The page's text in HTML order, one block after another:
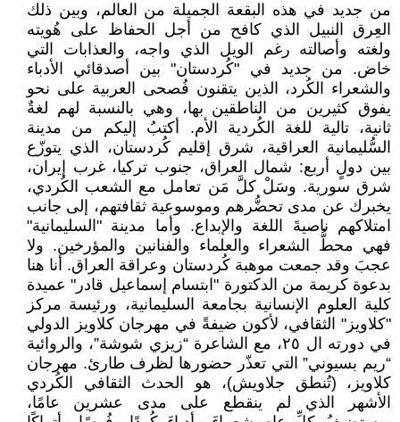
من جديد في هذه البقعة الجميلة من العالم، وبين ذلك
العِرق النبيل الذي كافح من أجل الحفاظ على هُويته
ولغته وأصالته رغم الويل الذي واجه، والعذابات التي
خاض. من جديد في "كُردستان" بين أصدقائي الأدباء
والشعراء الكُرد، الذين يتقنون فُصحى العربية على نحو
يفوق كثيرين من الناطقين بها، وهي بالنسبة لهم لغةٌ
ثانية، تالية للغة الكُردية الأم. أكتبُ إليكم من مدينة
السُّليمانية العراقية، شرق إقليم كُردستان، الذي يتوزّع
بين دولٍ أربع: شمال العراق، جنوب تركيا، غرب إيران،
شرق سورية. وسَلْ كلَّ مَن تعامل مع الشعب الكُردي،
يخبرك عن مدى تحضُّرهم وموسوعية ثقافتهم، إلى جانب
امتلاكهم ناصيةَ اللغة والإبداع. وأما مدينة "السليمانية"
فهي محطُّ الشعراء والعلماء والفنانين والمؤرخين. ولا
عجبَ وقد جمعت موهبة كُردستان وعراقة العراق. أنا هنا
بدعوة كريمة من الدكتورة "ابتسام إسماعيل قادر" عميدة
كلية العلوم الإنسانية بجامعة السليمانية، ورئيسة مركز
"كلاويز" الثقافي، لأكون ضيفةً في مهرجان كلاويز الدولي
في دورته ال ٢٥، مع الشاعرة “زيزي شوشة”، والروائية
“ريم بسيوني” التي تعذّر حضورها لظرف طارئ. مهرجان
كلاويز، (تُنطق جلاويش)، هو الحدث الثقافي الكُردي
الأشهر الذي لم ينقطع على مدى عشرين عامًا،